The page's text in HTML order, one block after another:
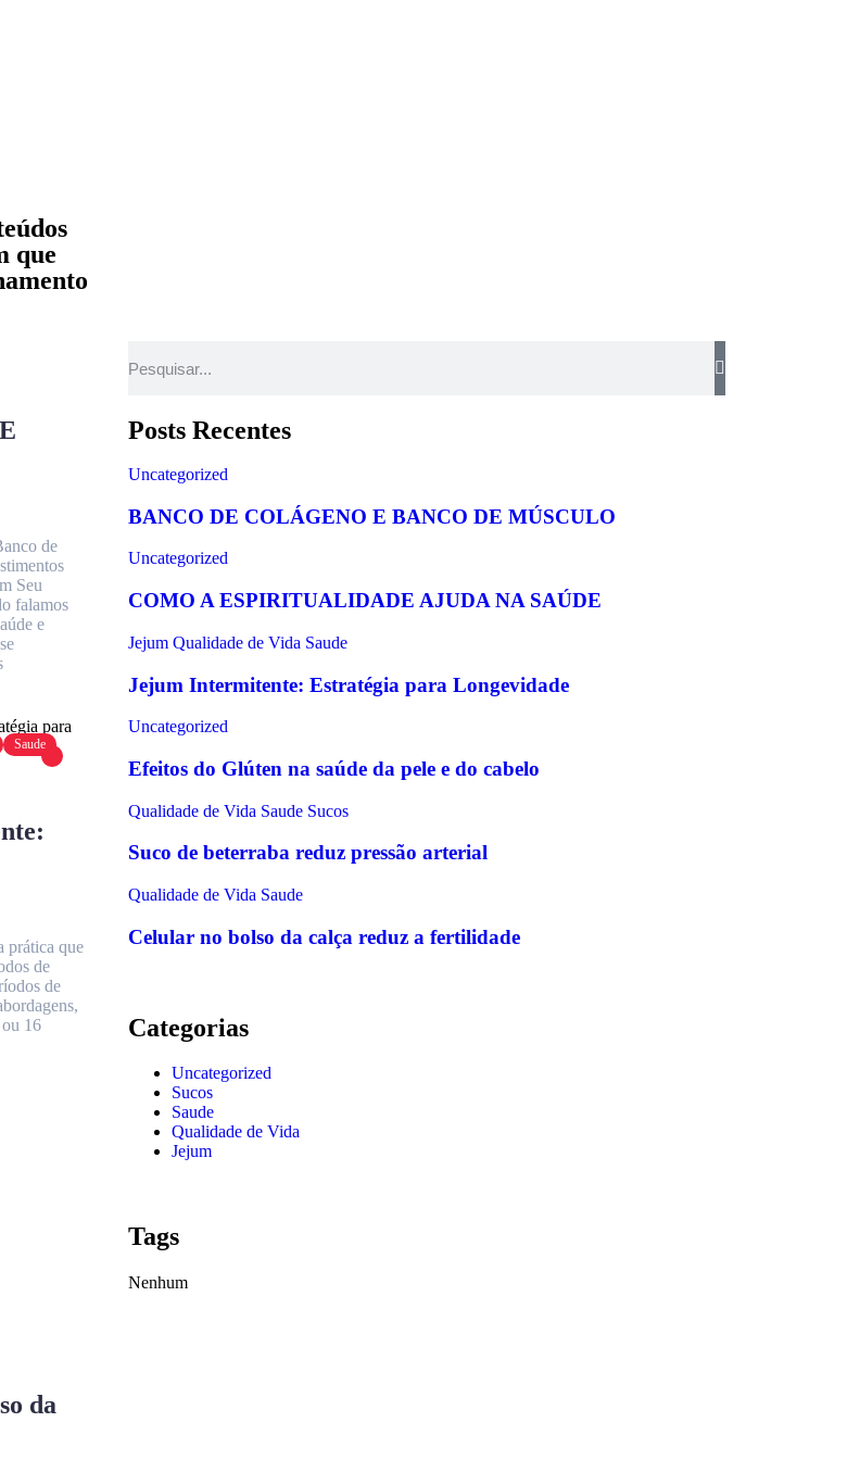
que
de
Seu
falamos
e
Saude
prática que
de
de
16
da
Posts Recentes
Uncategorized
BANCO DE COLÁGENO E BANCO DE MÚSCULO
Uncategorized
COMO A ESPIRITUALIDADE AJUDA NA SAÚDE
Jejum Qualidade de Vida Saude
Jejum Intermitente: Estratégia para Longevidade
Uncategorized
Efeitos do Glúten na saúde da pele e do cabelo
Qualidade de Vida Saude Sucos
Suco de beterraba reduz pressão arterial
Qualidade de Vida Saude
Celular no bolso da calça reduz a fertilidade
Categorias
Uncategorized
Sucos
Saude
Qualidade de Vida
Jejum
Tags
Nenhum